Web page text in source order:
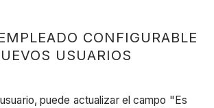
CONFIGURABLE
USUARIOS
puede actualizar el campo "Es